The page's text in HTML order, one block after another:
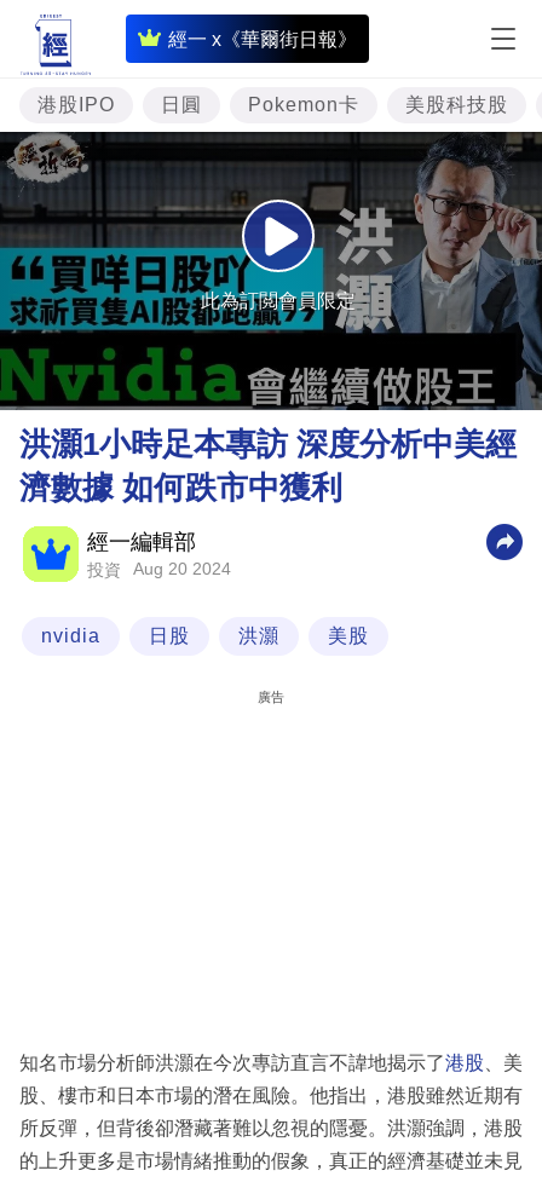
經一 x《華爾街日報》
即
時
財
經
題
投
資
樓
市
理
財
商
業
科
區
港股IPO 日圓 Pokemon卡 美股科技股
此為訂閲會員限定
洪灝1小時足本專訪 深度分析中美經
濟數據 如何跌市中獲利
經一編輯部
投資 Aug 20 2024
nvidia 日股 洪灝 美股
廣告
知名市場分析師洪灝在今次專訪直言不諱地揭示了港股 、美
股、樓市和日本市場的潛在風險。他指出，港股雖然近期有
所反彈，但背後卻潛藏著難以忽視的隱憂。洪灝強調，港股
的上升更多是市場情緒推動的假象，真正的經濟基礎並未見